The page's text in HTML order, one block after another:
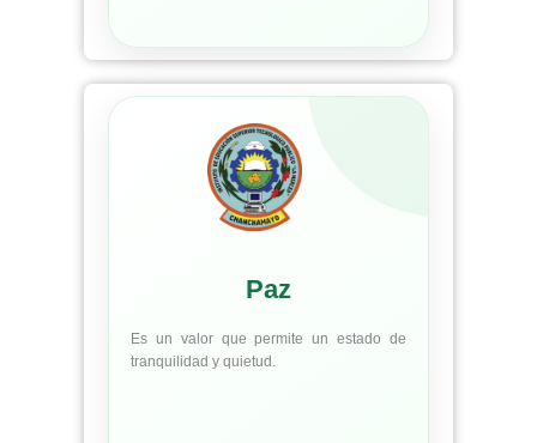
Paz
Es un valor que permite un estado de
tranquilidad y quietud.